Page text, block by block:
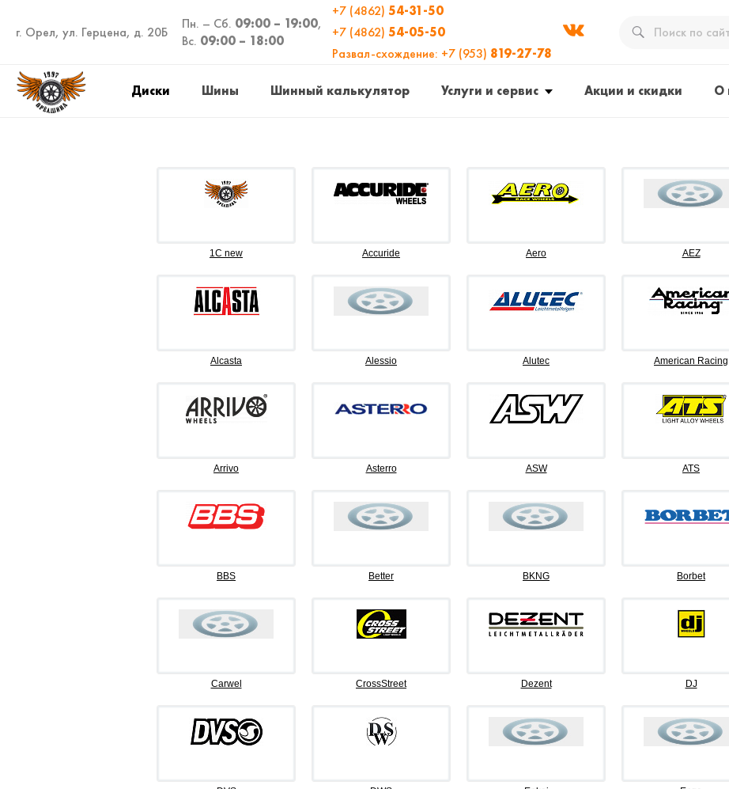
г. Орел, ул. Герцена, д. 20Б
Пн. – Сб. 09:00 – 19:00,
Вс. 09:00 – 18:00
+7 (4862) 54-31-50
+7 (4862) 54-05-50
Развал-схождение: +7 (953) 819-27-78
Диски Шины Шинный калькулятор Услуги и сервис Акции и скидки О
1C new Accuride Aero AEZ
Alcasta Alessio Alutec American Racing
Arrivo Asterro ASW ATS
BBS Better BKNG Borbet
Carwel CrossStreet Dezent DJ